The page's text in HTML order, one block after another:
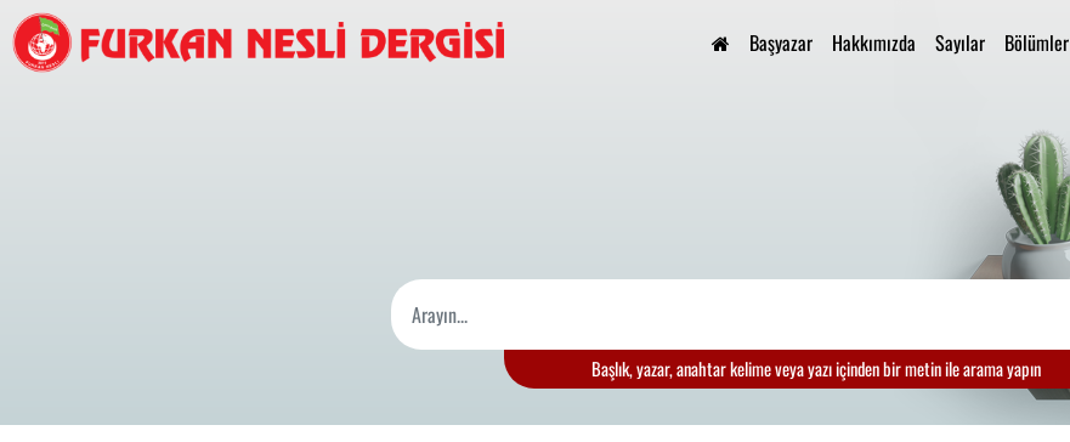
Başyazar Hakkımızda Sayılar Bölümler
Başlık, yazar, anahtar kelime veya yazı içinden bir metin ile arama yapın